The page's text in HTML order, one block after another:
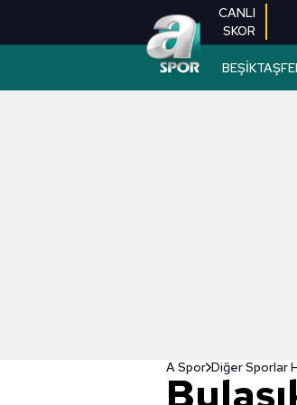
CANLI
SKOR
BEŞİKTAŞ
A Spor Diğer Sporlar